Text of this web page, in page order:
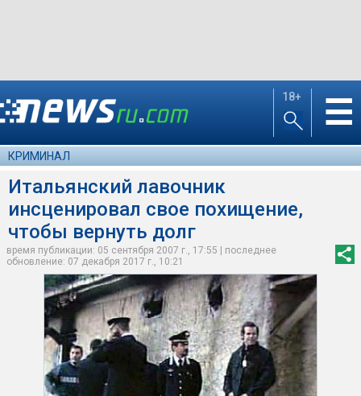
18+ ☰
КРИМИНАЛ
Итальянский лавочник
инсценировал свое похищение,
чтобы вернуть долг
время публикации: 05 сентября 2007 г., 17:55 | последнее
обновление: 07 декабря 2017 г., 10:21